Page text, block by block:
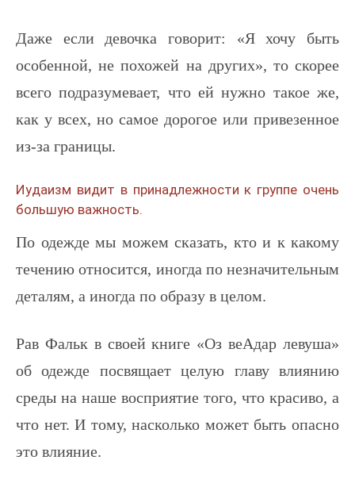
Даже если девочка говорит: «Я хочу быть
особенной, не похожей на других», то скорее
всего подразумевает, что ей нужно такое же,
как у всех, но самое дорогое или привезенное
из-за границы.
Иудаизм видит в принадлежности к группе очень
большую важность.
По одежде мы можем сказать, кто и к какому
течению относится, иногда по незначительным
деталям, а иногда по образу в целом.
Рав Фальк в своей книге «Оз веАдар левуша»
об одежде посвящает целую главу влиянию
среды на наше восприятие того, что красиво, а
что нет. И тому, насколько может быть опасно
это влияние.